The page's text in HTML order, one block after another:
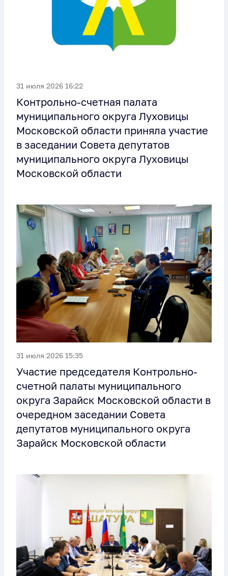
31 июля 2026 16:22
Контрольно-счетная палата
муниципального округа Луховицы
Московской области приняла участие
в заседании Совета депутатов
муниципального округа Луховицы
Московской области
31 июля 2026 15:35
Участие председателя Контрольно-
счетной палаты муниципального
округа Зарайск Московской области в
очередном заседании Совета
депутатов муниципального округа
Зарайск Московской области